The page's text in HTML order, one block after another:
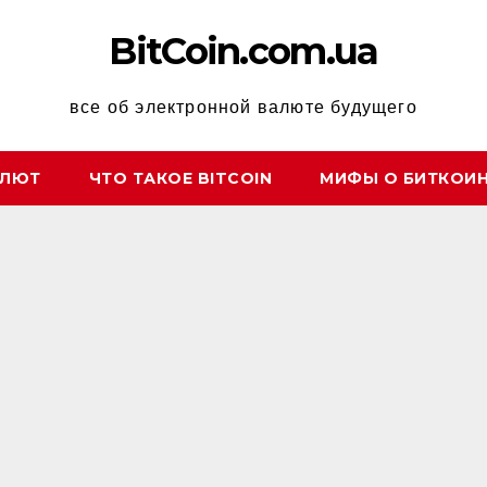
BitCoin.com.ua
все об электронной валюте будущего
ЧТО ТАКОЕ BITCOIN МИФЫ О